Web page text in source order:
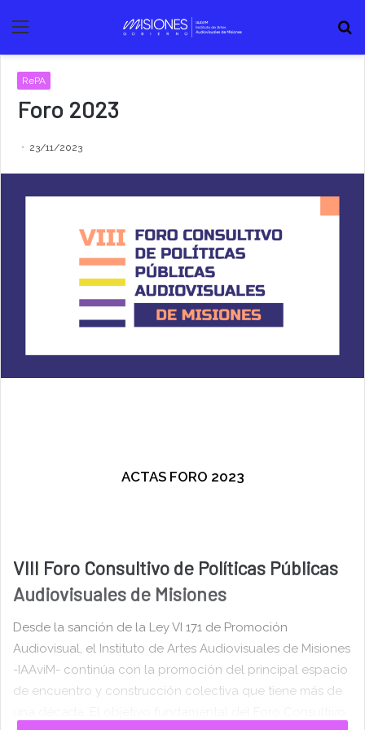
Menú
RePA
Foro 2023
23/11/2023
ACTAS FORO 2023
VIII Foro Consultivo de Políticas Públicas
Audiovisuales de Misiones
Desde la sanción de la Ley VI 171 de Promoción
Audiovisual, el Instituto de Artes Audiovisuales de Misiones
-IAAviM- continúa con la promoción del principal espacio
de encuentro y construcción colectiva que tiene más de